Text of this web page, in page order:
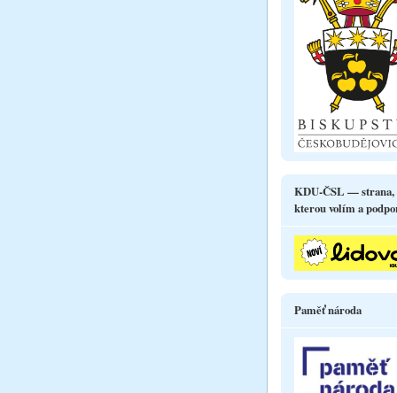
KDU-ČSL — strana,
kterou volím a
Paměť národa